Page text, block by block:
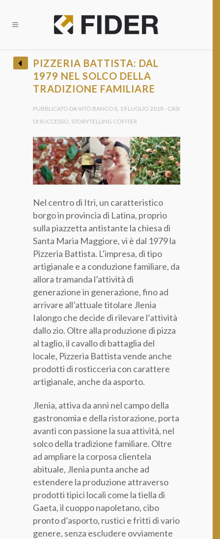
PIZZERIA BATTISTA: DAL
1979 NEL SOLCO DELLA
TRADIZIONE FAMILIARE
PUBBLICATO DA VITO BANCO IL 19 LUGLIO 2018 - CASI
DI SUCCESSO, STORYTELLING COFITER
Nel centro di Itri, un caratteristico
borgo in provincia di Latina, proprio
sulla piazzetta antistante la chiesa di
Santa Maria Maggiore, vi è dal 1979 la
Pizzeria Battista. L’impresa, di tipo
artigianale e a conduzione familiare, da
allora tramanda l’attività di
generazione in generazione, fino ad
arrivare all’attuale titolare Jlenia
Ialongo che decide di rilevare l’attività
dallo zio. Oltre alla produzione di pizza
al taglio, il cavallo di battaglia del
locale, Pizzeria Battista vende anche
prodotti di rosticceria con carattere
artigianale, anche da asporto.
Jlenia, attiva da anni nel campo della
gastronomia e della ristorazione, porta
avanti con passione la sua attività, nel
solco della tradizione familiare. Oltre
ad ampliare la corposa clientela
abituale, Jlenia punta anche ad
estendere la produzione attraverso
prodotti tipici locali come la tiella di
Gaeta, il cuoppo napoletano, cibo
pronto d’asporto, rustici e fritti di vario
genere, senza escludere ovviamente
BANDI E OPPORTUNITÀ FINANZIARIE?
• Ricevi tutti gli Aggiornamenti •
Provincia *
Categoria professionale *
Autorizzo il trattamento dei miei dati personali *
ai sensi del D.Lgs. 196/2003 e del Regolamento (UE)
2016/679 GDPR Informativa sulla Privacy